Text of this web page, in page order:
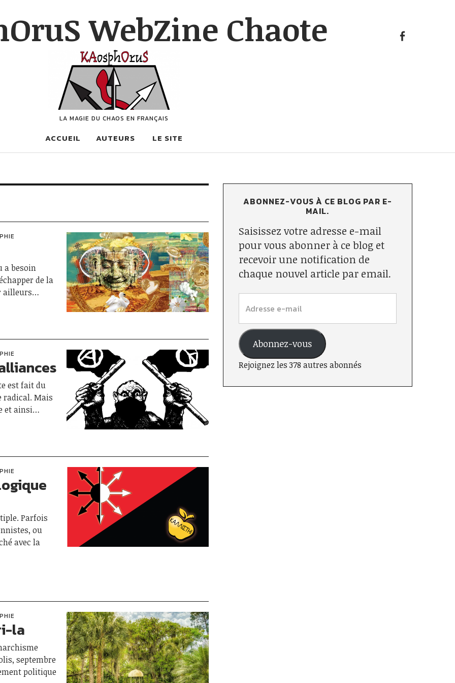
WebZine Chaote
LA MAGIE DU CHAOS EN FRANÇAIS
ACCUEIL AUTEURS LE SITE
a besoin
de la
ailleurs…
est fait du
radical. Mais
et ainsi…
Parfois
ou
avec la
la
septembre
politique
ABONNEZ-VOUS À CE BLOG PAR E-
MAIL.
Saisissez votre adresse e-mail
pour vous abonner à ce blog et
recevoir une notification de
chaque nouvel article par email.
Abonnez-vous
Rejoignez les 378 autres abonnés